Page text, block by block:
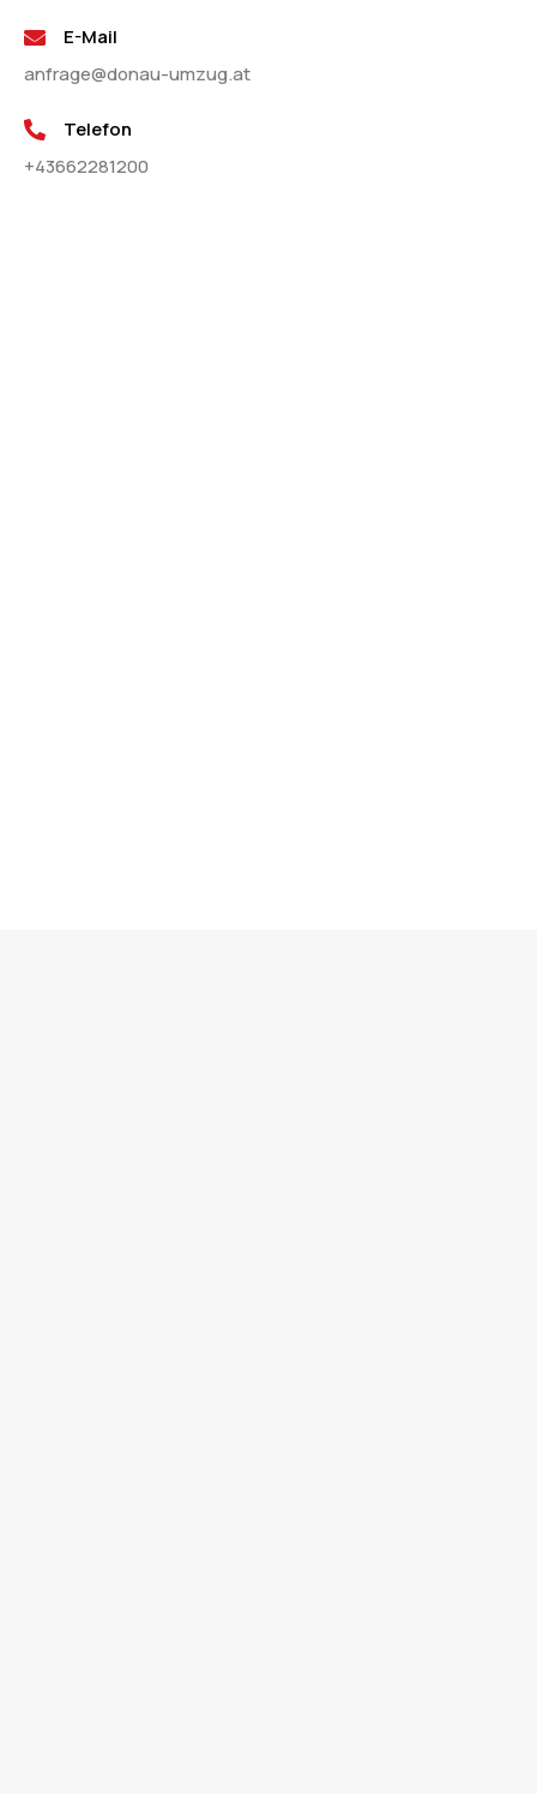
E-Mail
anfrage@donau-umzug.at
Telefon
+43662281200